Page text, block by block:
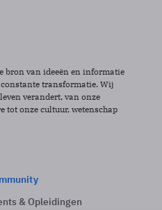
bron van ideeën en informatie
transformatie. Wij
verandert, van onze
tot onze cultuur, wetenschap
& Opleidingen